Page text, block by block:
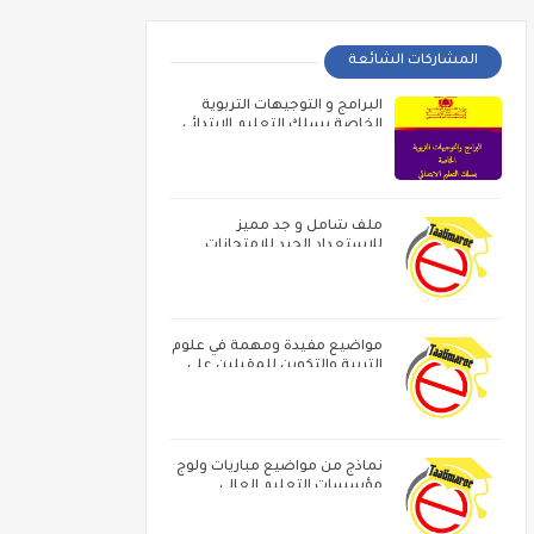
المشاركات الشائعة
البرامج و التوجيهات التربوية
الخاصة بسلك التعليم الابتدائي
ملف شامل و جد مميز
للاستعداد الجيد للامتحانات
مواضيع مفيدة ومهمة في علوم
التربية والتكوين للمقبلين على
نماذج من مواضيع مباريات ولوج
مؤسسات التعليم العالي